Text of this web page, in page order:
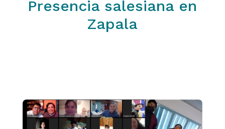
Presencia salesiana en
Zapala